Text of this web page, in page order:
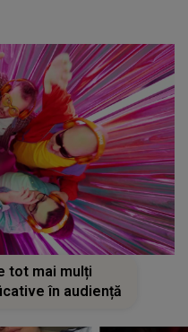
tot mai mulți
în audiență